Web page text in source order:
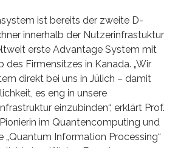
ist bereits der zweite D-
innerhalb der Nutzerinfrastuktur
erste Advantage System mit
des Firmensitzes in Kanada. „Wir
direkt bei uns in Jülich – damit
es eng in unsere
einzubinden“, erklärt Prof.
im Quantencomputing und
„Quantum Information Processing“